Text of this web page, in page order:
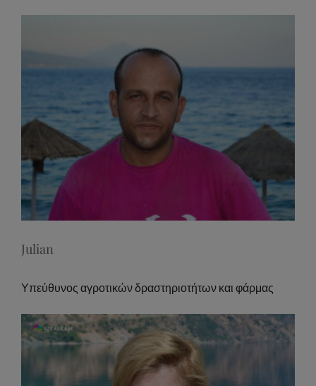
Julian
Υπεύθυνος αγροτικών δραστηριοτήτων και φάρμας